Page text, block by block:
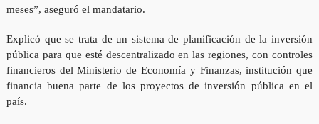
meses”, aseguró el mandatario.
Explicó que se trata de un sistema de planificación de la inversión
pública para que esté descentralizado en las regiones, con controles
financieros del Ministerio de Economía y Finanzas, institución que
financia buena parte de los proyectos de inversión pública en el
país.